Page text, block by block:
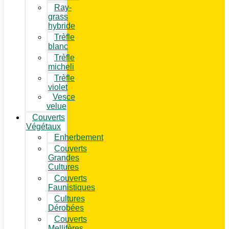
Ray-
grass
hybride
Trèfle
blanc
Trèfle
micheli
Trèfle
violet
Vesce
velue
Couverts
Végétaux
Enherbement
Couverts
Grandes
Cultures
Couverts
Faunistiques
Cultures
Dérobées
Couverts